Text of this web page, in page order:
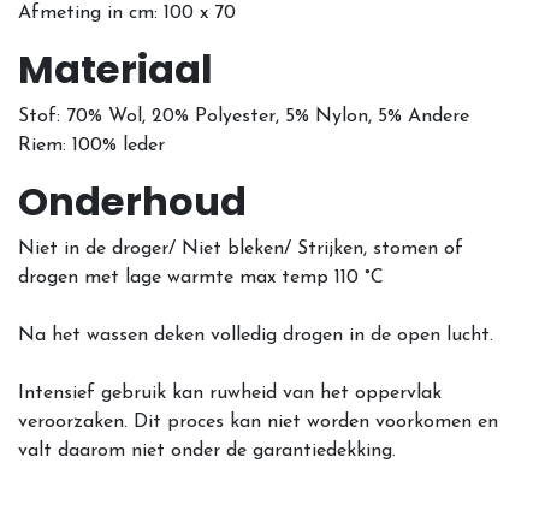
Afmeting in cm: 100 x 70
Materiaal
Stof: 70% Wol, 20% Polyester, 5% Nylon, 5% Andere
Riem: 100% leder
Onderhoud
Niet in de droger/ Niet bleken/ Strijken, stomen of
drogen met lage warmte max temp 110 °C
Na het wassen deken volledig drogen in de open lucht.
Intensief gebruik kan ruwheid van het oppervlak
veroorzaken. Dit proces kan niet worden voorkomen en
valt daarom niet onder de garantiedekking.